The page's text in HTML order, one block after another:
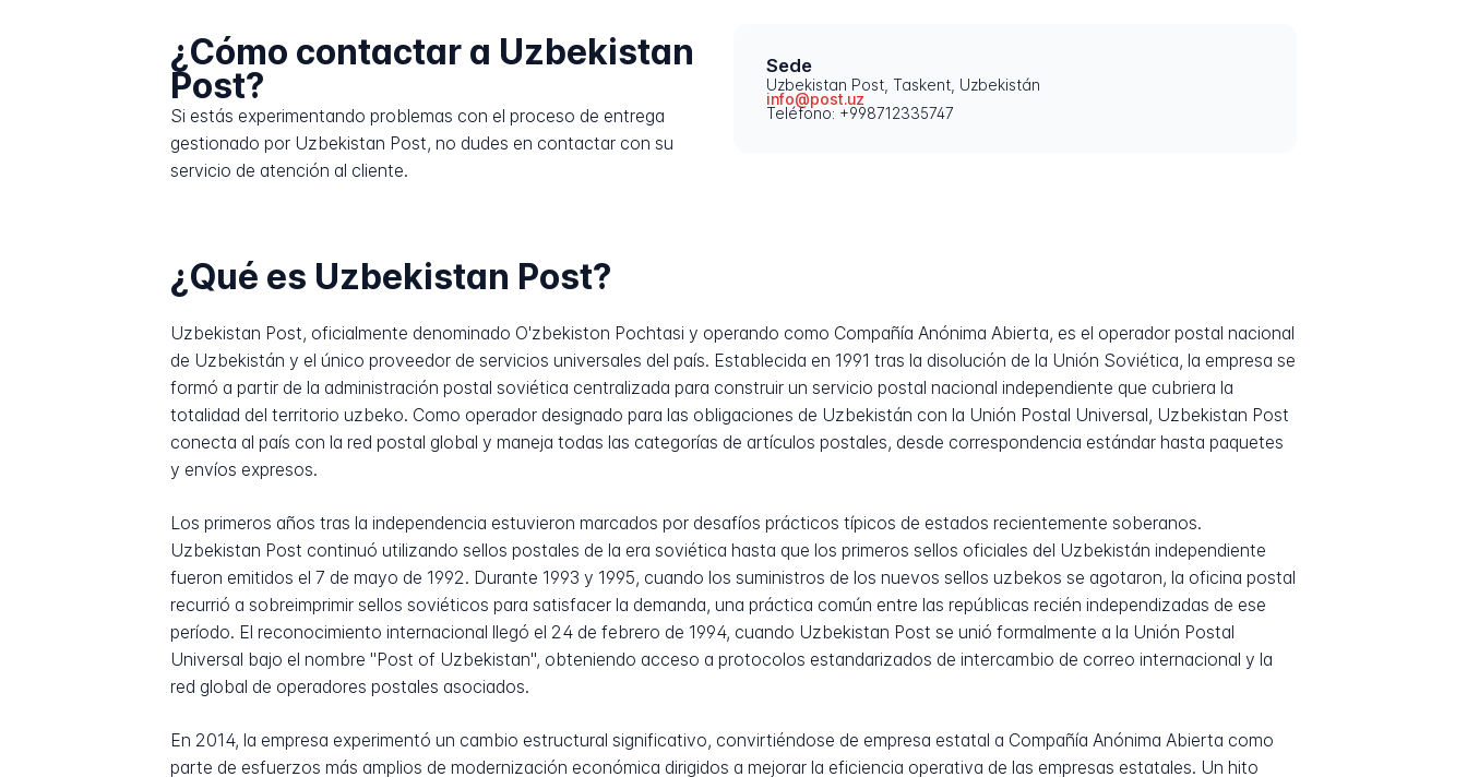
¿Cómo contactar a Uzbekistan
Post?
Si estás experimentando problemas con el proceso de entrega
gestionado por Uzbekistan Post, no dudes en contactar con su
servicio de atención al cliente.
Sede
Uzbekistan Post, Taskent, Uzbekistán
info@post.uz
Teléfono: +998712335747
¿Qué es Uzbekistan Post?
Uzbekistan Post, oficialmente denominado O'zbekiston Pochtasi y operando como Compañía Anónima Abierta, es el operador postal nacional
de Uzbekistán y el único proveedor de servicios universales del país. Establecida en 1991 tras la disolución de la Unión Soviética, la empresa se
formó a partir de la administración postal soviética centralizada para construir un servicio postal nacional independiente que cubriera la
totalidad del territorio uzbeko. Como operador designado para las obligaciones de Uzbekistán con la Unión Postal Universal, Uzbekistan Post
conecta al país con la red postal global y maneja todas las categorías de artículos postales, desde correspondencia estándar hasta paquetes
y envíos expresos.
Los primeros años tras la independencia estuvieron marcados por desafíos prácticos típicos de estados recientemente soberanos.
Uzbekistan Post continuó utilizando sellos postales de la era soviética hasta que los primeros sellos oficiales del Uzbekistán independiente
fueron emitidos el 7 de mayo de 1992. Durante 1993 y 1995, cuando los suministros de los nuevos sellos uzbekos se agotaron, la oficina postal
recurrió a sobreimprimir sellos soviéticos para satisfacer la demanda, una práctica común entre las repúblicas recién independizadas de ese
período. El reconocimiento internacional llegó el 24 de febrero de 1994, cuando Uzbekistan Post se unió formalmente a la Unión Postal
Universal bajo el nombre "Post of Uzbekistan", obteniendo acceso a protocolos estandarizados de intercambio de correo internacional y la
red global de operadores postales asociados.
En 2014, la empresa experimentó un cambio estructural significativo, convirtiéndose de empresa estatal a Compañía Anónima Abierta como
parte de esfuerzos más amplios de modernización económica dirigidos a mejorar la eficiencia operativa de las empresas estatales. Un hito